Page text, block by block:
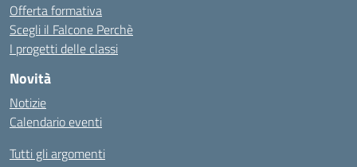
Offerta formativa
Scegli il Falcone Perchè
I progetti delle classi
Novità
Notizie
Calendario eventi
Tutti gli argomenti